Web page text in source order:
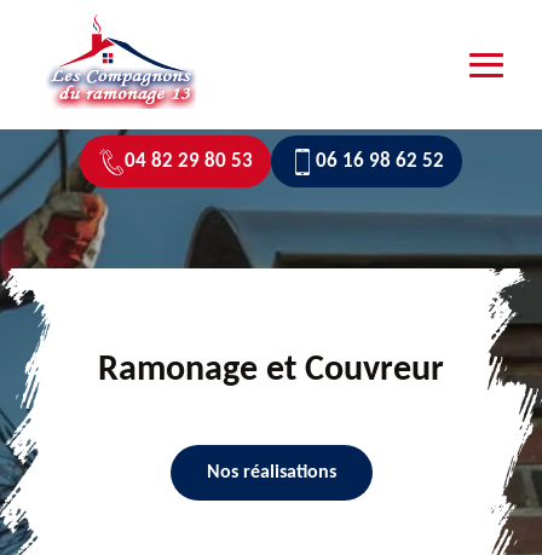
04 82 29 80 53 06 16 98 62 52
Ramonage et Couvreur
Nos réalisations